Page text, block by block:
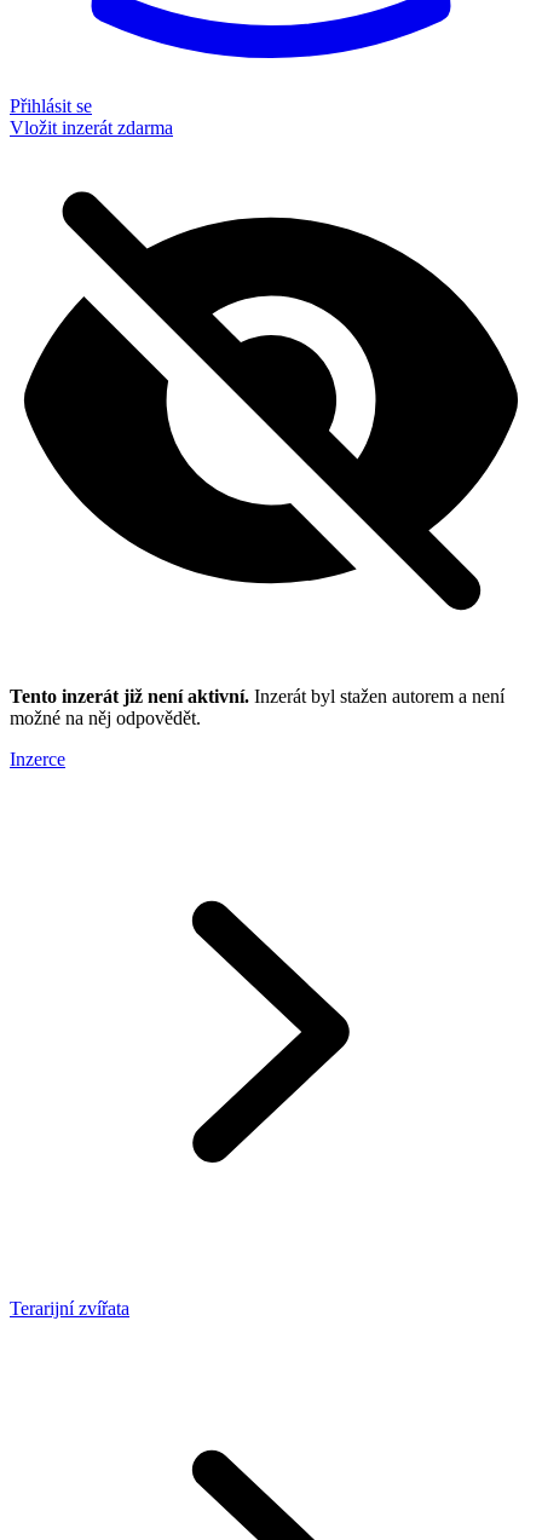
Přihlásit se
Vložit inzerát zdarma
Tento inzerát již není aktivní. Inzerát byl stažen autorem a není
možné na něj odpovědět.
Inzerce
Terarijní zvířata